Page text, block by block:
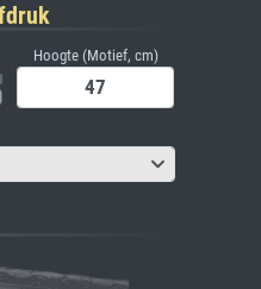
Hoogte (Motief, cm)